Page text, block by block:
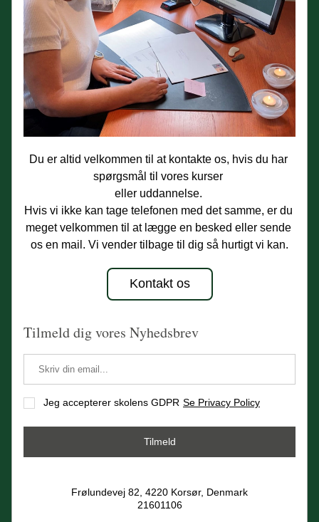
Du er altid velkommen til at kontakte os, hvis du har
spørgsmål til vores kurser
eller uddannelse.
Hvis vi ikke kan tage telefonen med det samme, er du
meget velkommen til at lægge en besked eller sende
os en mail. Vi vender tilbage til dig så hurtigt vi kan.
Kontakt os
Tilmeld dig vores Nyhedsbrev
Jeg accepterer skolens GDPR Se Privacy Policy
Tilmeld
Frølundevej 82, 4220 Korsør, Denmark
21601106